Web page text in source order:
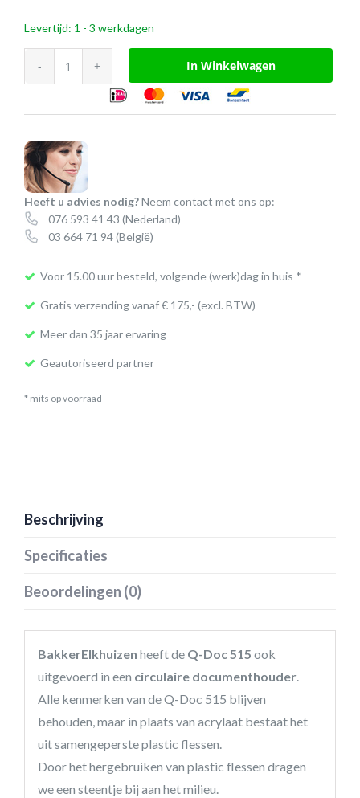
Levertijd: 1 - 3 werkdagen
Q-
Circular
documenthouder
aantal
In Winkelwagen
Heeft u advies nodig?Neem contact met ons op:
076 593 41 43 (Nederland)
03 664 71 94(België)
Voor 15.00 uur besteld, volgende (werk)dag in huis *
Gratis verzending vanaf € 175,- (excl. BTW)
Meer dan 35 jaar ervaring
Geautoriseerd partner
* mits op voorraad
Beschrijving
Specificaties
Beoordelingen (0)
BakkerElkhuizen heeft de Q-Doc 515 ook
uitgevoerd in een circulaire documenthouder.
Alle kenmerken van de Q-Doc 515 blijven
behouden, maar in plaats van acrylaat bestaat het
uit samengeperste plastic flessen.
Door het hergebruiken van plastic flessen dragen
we een steentje bij aan het milieu.